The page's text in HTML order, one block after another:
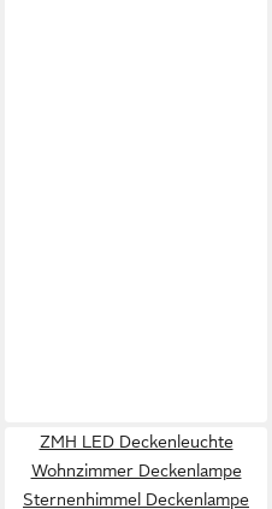
ZMH LED Deckenleuchte
Wohnzimmer Deckenlampe
Sternenhimmel Deckenlampe